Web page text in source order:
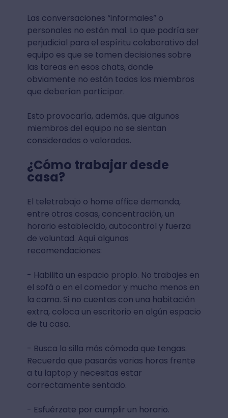
Las conversaciones “informales” o
personales no están mal. Lo que podría ser
perjudicial para el espíritu colaborativo del
equipo es que se tomen decisiones sobre
las tareas en esos chats, donde
obviamente no están todos los miembros
que deberían participar.
Esto provocaría, además, que algunos
miembros del equipo no se sientan
considerados o valorados.
¿Cómo trabajar desde
casa?
El teletrabajo o home office demanda,
entre otras cosas, concentración, un
horario establecido, autocontrol y fuerza
de voluntad. Aquí algunas
recomendaciones:
- Habilita un espacio propio. No trabajes en
el sofá o en el comedor y mucho menos en
la cama. Si no cuentas con una habitación
extra, coloca un escritorio en algún espacio
de tu casa.
- Busca la silla más cómoda que tengas.
Recuerda que pasarás varias horas frente
a tu laptop y necesitas estar
correctamente sentado.
- Esfuérzate por cumplir un horario.